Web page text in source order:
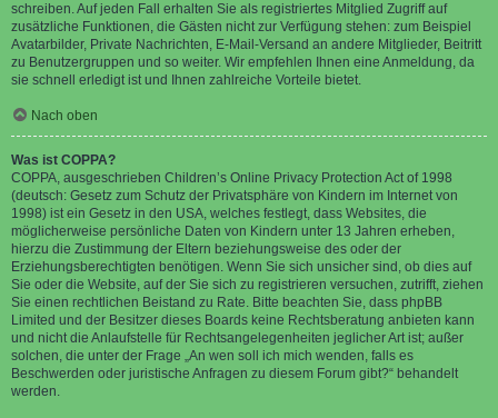
schreiben. Auf jeden Fall erhalten Sie als registriertes Mitglied Zugriff auf
zusätzliche Funktionen, die Gästen nicht zur Verfügung stehen: zum Beispiel
Avatarbilder, Private Nachrichten, E-Mail-Versand an andere Mitglieder, Beitritt
zu Benutzergruppen und so weiter. Wir empfehlen Ihnen eine Anmeldung, da
sie schnell erledigt ist und Ihnen zahlreiche Vorteile bietet.
Nach oben
Was ist COPPA?
COPPA, ausgeschrieben Children’s Online Privacy Protection Act of 1998
(deutsch: Gesetz zum Schutz der Privatsphäre von Kindern im Internet von
1998) ist ein Gesetz in den USA, welches festlegt, dass Websites, die
möglicherweise persönliche Daten von Kindern unter 13 Jahren erheben,
hierzu die Zustimmung der Eltern beziehungsweise des oder der
Erziehungsberechtigten benötigen. Wenn Sie sich unsicher sind, ob dies auf
Sie oder die Website, auf der Sie sich zu registrieren versuchen, zutrifft, ziehen
Sie einen rechtlichen Beistand zu Rate. Bitte beachten Sie, dass phpBB
Limited und der Besitzer dieses Boards keine Rechtsberatung anbieten kann
und nicht die Anlaufstelle für Rechtsangelegenheiten jeglicher Art ist; außer
solchen, die unter der Frage „An wen soll ich mich wenden, falls es
Beschwerden oder juristische Anfragen zu diesem Forum gibt?“ behandelt
werden.